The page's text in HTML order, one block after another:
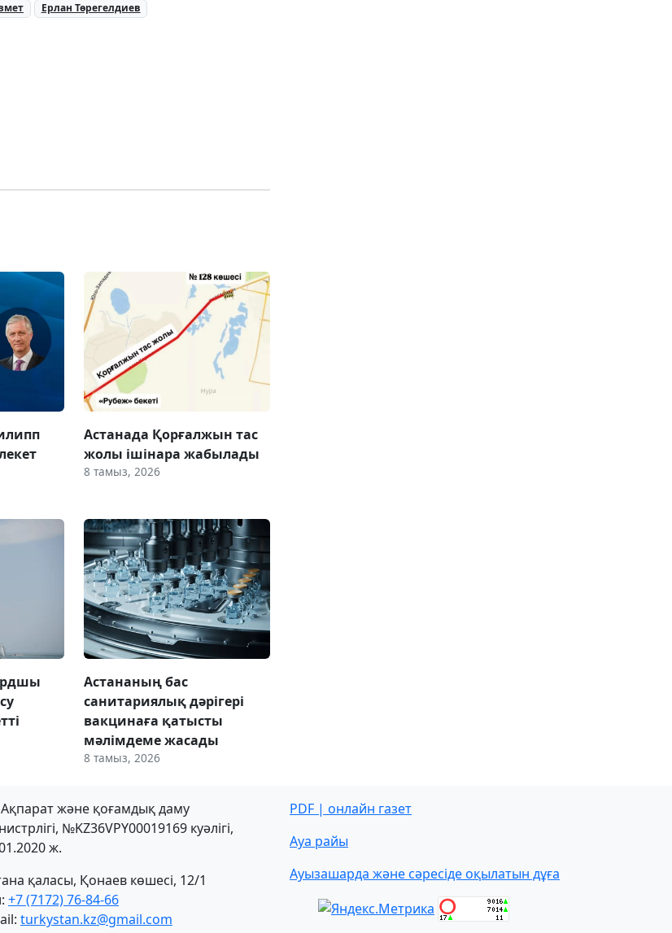
Ерлан Төрегелдиев
Астанада Қорғалжын тас
жолы ішінара жабылады
8 тамыз, 2026
Астананың бас
санитариялық дәрігері
вакцинаға қатысты
мәлімдеме жасады
8 тамыз, 2026
және қоғамдық даму
№KZ36VPY00019169 куәлігі,
ж.
қаласы, Қонаев көшесі, 12/1
+7 (7172) 76-84-66
turkystan.kz@gmail.com
PDF | онлайн газет
Ауа райы
Ауызашарда және сәресіде оқылатын дұға